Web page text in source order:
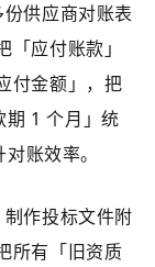
供应商对账表
应付账款」
付金额」，把
期 1 个月」统
账效率。
制作投标文件附
所有「旧资质